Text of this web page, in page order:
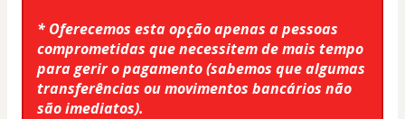
* Oferecemos esta opção apenas a pessoas
comprometidas que necessitem de mais tempo
para gerir o pagamento (sabemos que algumas
transferências ou movimentos bancários não
são imediatos).